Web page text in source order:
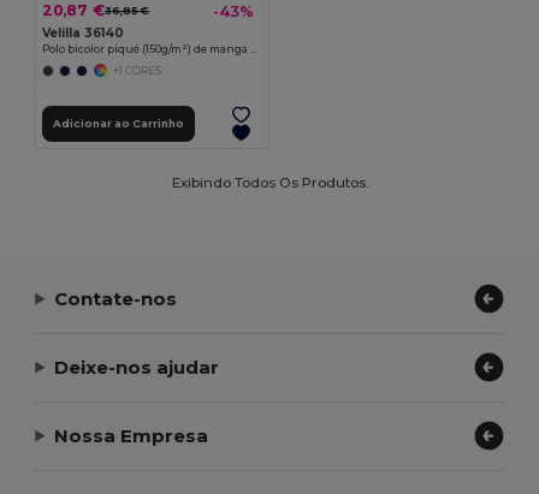
20,87 €36,85 € -43%
Velilla 36140
Polo bicolor piqué (150g/m²) de manga comprida, em algodão (55%) e poliéster (45%)
+1 CORES
Adicionar ao Carrinho
Exibindo Todos Os Produtos.
Contate-nos
Deixe-nos ajudar
Nossa Empresa